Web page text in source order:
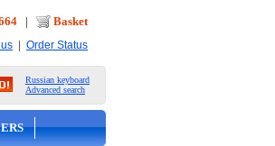
| Basket
| Order Status
Russian keyboard
Advanced search